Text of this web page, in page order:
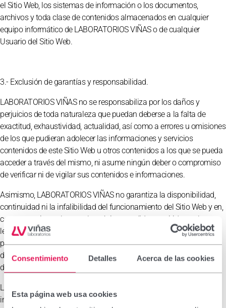
Consentimiento Detalles Acerca de las cookies
Esta página web usa cookies
el Sitio Web, los sistemas de información o los documentos,
archivos y toda clase de contenidos almacenados en cualquier
equipo informático de LABORATORIOS VIÑAS o de cualquier
Usuario del Sitio Web.
3.- Exclusión de garantías y responsabilidad.
LABORATORIOS VIÑAS no se responsabiliza por los daños y
perjuicios de toda naturaleza que puedan deberse a la falta de
exactitud, exhaustividad, actualidad, así como a errores u omisiones
de los que pudieran adolecer las informaciones y servicios
contenidos de este Sitio Web u otros contenidos a los que se pueda
acceder a través del mismo, ni asume ningún deber o compromiso
de verificar ni de vigilar sus contenidos e informaciones.
Asimismo, LABORATORIOS VIÑAS no garantiza la disponibilidad,
continuidad ni la infalibilidad del funcionamiento del Sitio Web y en,
consecuencia, excluye, en la máxima medida permitida por la
legislación vigente, cualquier responsabilidad por los daños y
perjuicios de toda naturaleza que puedan deberse a la falta de
disponibilidad o de continuidad del funcionamiento del Sitio Web y
de los servicios habilitados en el mismo.
LABORATORIOS VIÑAS declina toda responsabilidad por los daños
informáticos o de otro tipo que pudiera ocasionar al Usuario